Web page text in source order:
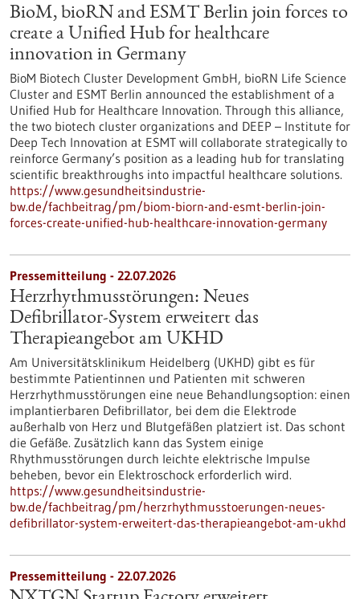
BioM, bioRN and ESMT Berlin join forces to
create a Unified Hub for healthcare
innovation in Germany
BioM Biotech Cluster Development GmbH, bioRN Life Science
Cluster and ESMT Berlin announced the establishment of a
Unified Hub for Healthcare Innovation. Through this alliance,
the two biotech cluster organizations and DEEP – Institute for
Deep Tech Innovation at ESMT will collaborate strategically to
reinforce Germany’s position as a leading hub for translating
scientific breakthroughs into impactful healthcare solutions.
https://www.gesundheitsindustrie-
bw.de/fachbeitrag/pm/biom-biorn-and-esmt-berlin-join-
forces-create-unified-hub-healthcare-innovation-germany
Pressemitteilung - 22.07.2026
Herzrhythmusstörungen: Neues
Defibrillator-System erweitert das
Therapieangebot am UKHD
Am Universitätsklinikum Heidelberg (UKHD) gibt es für
bestimmte Patientinnen und Patienten mit schweren
Herzrhythmusstörungen eine neue Behandlungsoption: einen
implantierbaren Defibrillator, bei dem die Elektrode
außerhalb von Herz und Blutgefäßen platziert ist. Das schont
die Gefäße. Zusätzlich kann das System einige
Rhythmusstörungen durch leichte elektrische Impulse
beheben, bevor ein Elektroschock erforderlich wird.
https://www.gesundheitsindustrie-
bw.de/fachbeitrag/pm/herzrhythmusstoerungen-neues-
defibrillator-system-erweitert-das-therapieangebot-am-ukhd
Pressemitteilung - 22.07.2026